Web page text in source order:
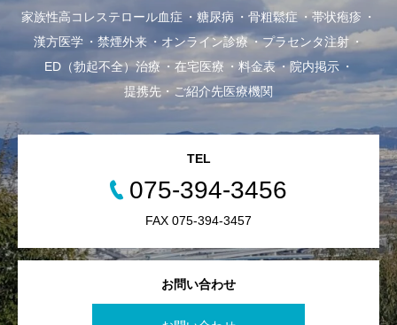
家族性高コレステロール血症
糖尿病 骨粗鬆症
帯状疱疹
漢方医学
禁煙外来 オンライン診療
プラセンタ注射
ED（勃起不全）治療
在宅医療 料金表
院内掲示
提携先・ご紹介先医療機関
お問い合わせ
TEL
075-394-3456
FAX 075-394-3457